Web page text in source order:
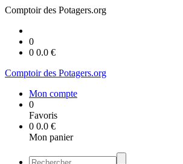
Comptoir des Potagers.org
0
0 0.0 €
Comptoir des Potagers.org
Mon compte
0
Favoris
0 0.0 €
Mon panier